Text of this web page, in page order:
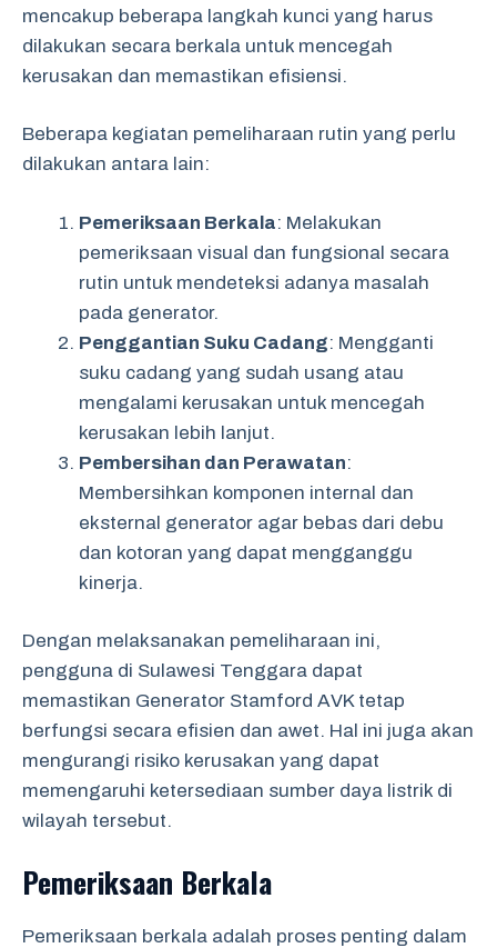
mencakup beberapa langkah kunci yang harus
dilakukan secara berkala untuk mencegah
kerusakan dan memastikan efisiensi.
Beberapa kegiatan pemeliharaan rutin yang perlu
dilakukan antara lain:
Pemeriksaan Berkala: Melakukan
pemeriksaan visual dan fungsional secara
rutin untuk mendeteksi adanya masalah
pada generator.
Penggantian Suku Cadang: Mengganti
suku cadang yang sudah usang atau
mengalami kerusakan untuk mencegah
kerusakan lebih lanjut.
Pembersihan dan Perawatan:
Membersihkan komponen internal dan
eksternal generator agar bebas dari debu
dan kotoran yang dapat mengganggu
kinerja.
Dengan melaksanakan pemeliharaan ini,
pengguna di Sulawesi Tenggara dapat
memastikan Generator Stamford AVK tetap
berfungsi secara efisien dan awet. Hal ini juga akan
mengurangi risiko kerusakan yang dapat
memengaruhi ketersediaan sumber daya listrik di
wilayah tersebut.
Pemeriksaan Berkala
Pemeriksaan berkala adalah proses penting dalam